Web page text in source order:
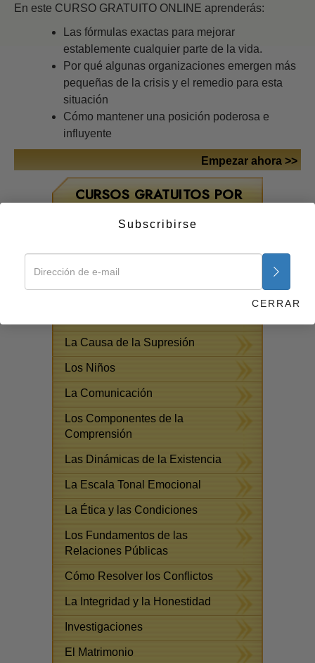
En este CURSO GRATUITO ONLINE aprenderás:
Las fórmulas exactas para mejorar
establemente cualquier parte de la vida.
Por qué algunas organizaciones emergen más
pequeñas de la crisis y el remedio para esta
situación
Cómo mantener una posición poderosa e
influyente
Empezar ahora >>
CURSOS GRATUITOS POR
INTERNET
Lesiones
La Causa de la Supresión
Los Niños
La Comunicación
Los Componentes de la
Comprensión
Las Dinámicas de la Existencia
La Escala Tonal Emocional
La Ética y las Condiciones
Los Fundamentos de las
Relaciones Públicas
Cómo Resolver los Conflictos
La Integridad y la Honestidad
Investigaciones
El Matrimonio
Subscribirse
CERRAR